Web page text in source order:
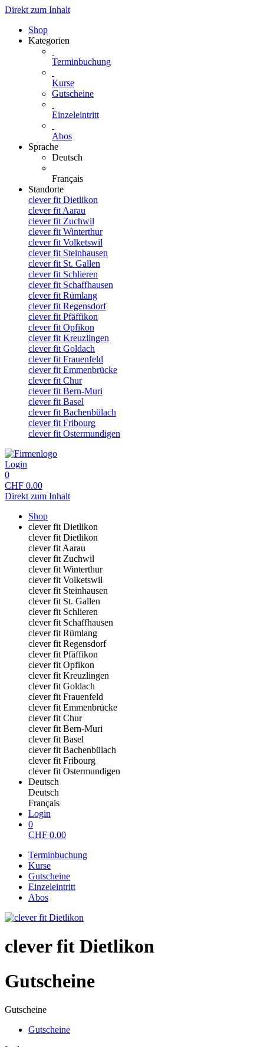
Direkt zum Inhalt
Shop
Kategorien
Terminbuchung
Kurse
Gutscheine
Einzeleintritt
Abos
Sprache
Deutsch
Français
Standorte
clever fit Dietlikon
clever fit Aarau
clever fit Zuchwil
clever fit Winterthur
clever fit Volketswil
clever fit Steinhausen
clever fit St. Gallen
clever fit Schlieren
clever fit Schaffhausen
clever fit Rümlang
clever fit Regensdorf
clever fit Pfäffikon
clever fit Opfikon
clever fit Kreuzlingen
clever fit Goldach
clever fit Frauenfeld
clever fit Emmenbrücke
clever fit Chur
clever fit Bern-Muri
clever fit Basel
clever fit Bachenbülach
clever fit Fribourg
clever fit Ostermundigen
Login
0
CHF 0.00
Direkt zum Inhalt
Shop
clever fit Dietlikon
clever fit Dietlikon
clever fit Aarau
clever fit Zuchwil
clever fit Winterthur
clever fit Volketswil
clever fit Steinhausen
clever fit St. Gallen
clever fit Schlieren
clever fit Schaffhausen
clever fit Rümlang
clever fit Regensdorf
clever fit Pfäffikon
clever fit Opfikon
clever fit Kreuzlingen
clever fit Goldach
clever fit Frauenfeld
clever fit Emmenbrücke
clever fit Chur
clever fit Bern-Muri
clever fit Basel
clever fit Bachenbülach
clever fit Fribourg
clever fit Ostermundigen
Deutsch
Deutsch
Français
Login
0
CHF 0.00
Terminbuchung
Kurse
Gutscheine
Einzeleintritt
Abos
clever fit Dietlikon
Gutscheine
Gutscheine
Gutscheine